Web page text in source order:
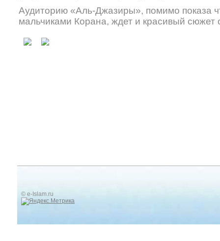
Аудиторию «Аль-Джазиры», помимо показа
мальчиками Корана, ждет и красивый сюжет
© e-Islam.ru